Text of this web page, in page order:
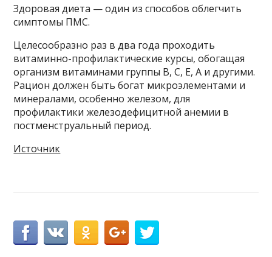
Здоровая диета — один из способов облегчить
симптомы ПМС.
Целесообразно раз в два года проходить
витаминно-профилактические курсы, обогащая
организм витаминами группы В, С, Е, А и другими.
Рацион должен быть богат микроэлементами и
минералами, особенно железом, для
профилактики железодефицитной анемии в
постменструальный период.
Источник